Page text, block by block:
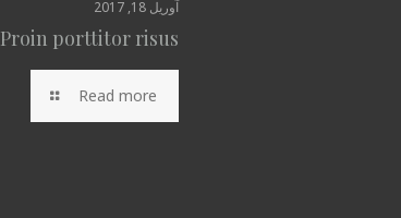
آوریل 18, 2017
Proin porttitor risus
Read more